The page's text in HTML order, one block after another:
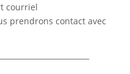
courriel
prendrons contact avec